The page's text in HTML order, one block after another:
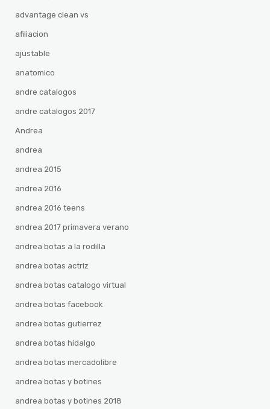
advantage clean vs
afiliacion
ajustable
anatomico
andre catalogos
andre catalogos 2017
Andrea
andrea
andrea 2015
andrea 2016
andrea 2016 teens
andrea 2017 primavera verano
andrea botas a la rodilla
andrea botas actriz
andrea botas catalogo virtual
andrea botas facebook
andrea botas gutierrez
andrea botas hidalgo
andrea botas mercadolibre
andrea botas y botines
andrea botas y botines 2018